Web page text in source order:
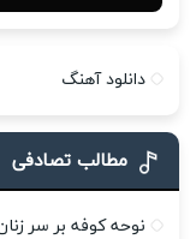
دانلود آهنگ
مطالب تصادفی
نوحه کوفه بر سر